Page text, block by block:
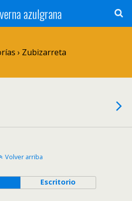
azulgrana
› Zubizarreta
Volver arriba
Escritorio